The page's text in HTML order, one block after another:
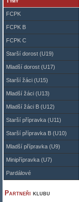
FCPK
FCPK B
FCPK C
Starší dorost (U19)
Mladší dorost (U17)
Starší žáci (U15)
Mladší žáci (U13)
Mladší žáci B (U12)
Starší přípravka (U11)
Starší přípravka B (U10)
Mladší přípravka (U9)
Minipřípravka (U7)
Pardálové
Partneři klubu